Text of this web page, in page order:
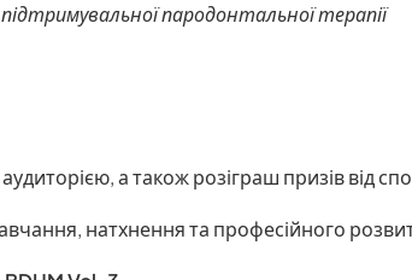
пародонтальної терапії
а також розіграш призів від
натхнення та професійного